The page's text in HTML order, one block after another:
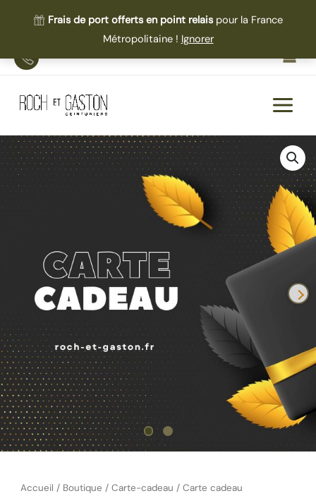
Frais de port offerts en point relaispour la France
Métropolitaine ! Ignorer
TEL
Accueil / Boutique /Carte-cadeau / Carte cadeau